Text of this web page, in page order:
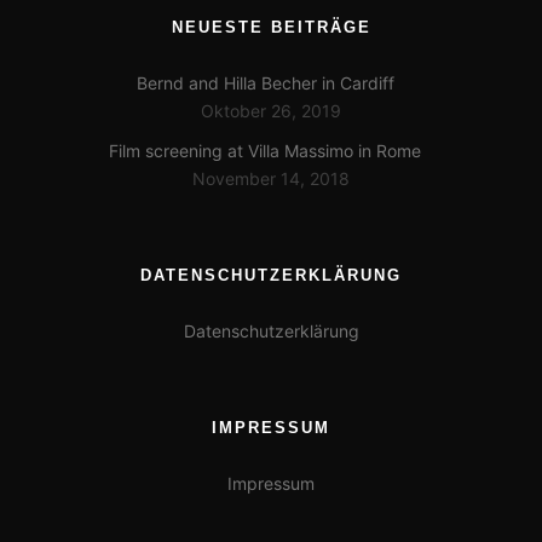
NEUESTE BEITRÄGE
Bernd and Hilla Becher in Cardiff
Oktober 26, 2019
Film screening at Villa Massimo in Rome
November 14, 2018
DATENSCHUTZERKLÄRUNG
Datenschutzerklärung
IMPRESSUM
Impressum